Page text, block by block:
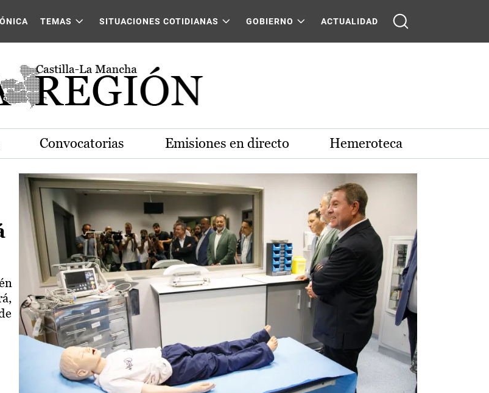
La Mancha
TEMAS SITUACIONES COTIDIANAS GOBIERNO ACTUALIDAD
Convocatorias Emisiones en directo Hemeroteca